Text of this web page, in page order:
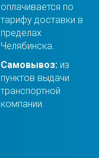
оплачивается по
тарифу доставки в
пределах
Челябинска.
Самовывоз: из
пунктов выдачи
транспортной
компании.